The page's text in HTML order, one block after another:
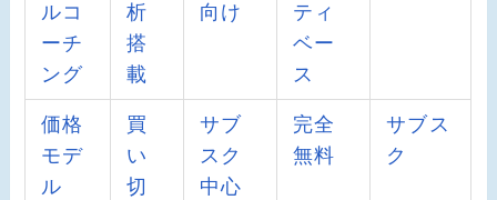
ルコ
ーチ
ング
析
搭
載
向け
ティ
ベー
ス
価格
モデ
ル
買
い
切
サブ
スク
中心
完全
無料
サブス
ク